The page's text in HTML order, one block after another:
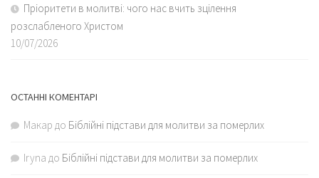
Пріоритети в молитві: чого нас вчить зцілення
розслабленого Христом
10/07/2026
ОСТАННІ КОМЕНТАРІ
Макар до Біблійні підстави для молитви за померлих
Iryna до Біблійні підстави для молитви за померлих